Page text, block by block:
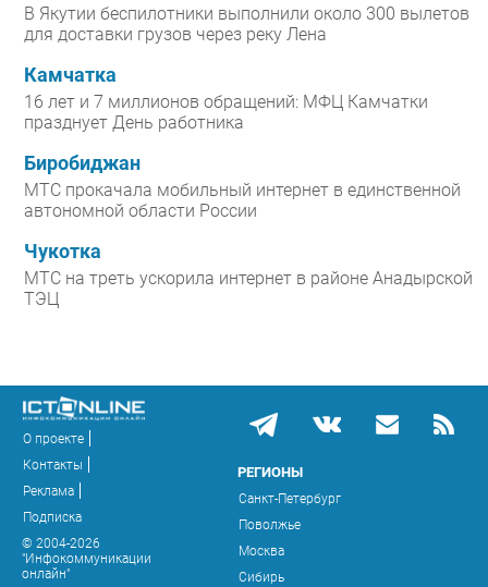
В Якутии беспилотники выполнили около 300 вылетов
для доставки грузов через реку Лена
Камчатка
16 лет и 7 миллионов обращений: МФЦ Камчатки
празднует День работника
Биробиджан
МТС прокачала мобильный интернет в единственной
автономной области России
Чукотка
МТС на треть ускорила интернет в районе Анадырской
ТЭЦ
О проекте
Контакты
Реклама
Подписка
© 2004-2026
"Инфокоммуникации
онлайн"
РЕГИОНЫ
Санкт-Петербург
Поволжье
Москва
Сибирь